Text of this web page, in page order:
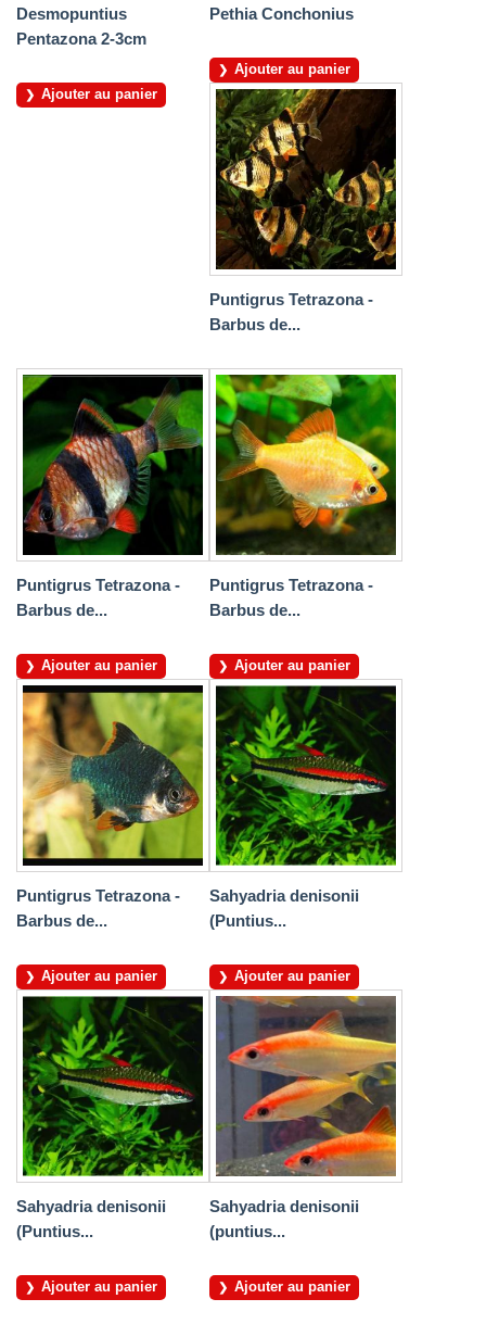
Desmopuntius
Pentazona 2-3cm
Ajouter au panier
Pethia Conchonius
Ajouter au panier
Puntigrus Tetrazona -
Barbus de...
Puntigrus Tetrazona -
Barbus de...
Ajouter au panier
Puntigrus Tetrazona -
Barbus de...
Ajouter au panier
Puntigrus Tetrazona -
Barbus de...
Ajouter au panier
Sahyadria denisonii
(Puntius...
Ajouter au panier
Sahyadria denisonii
(Puntius...
Ajouter au panier
Sahyadria denisonii
(puntius...
Ajouter au panier